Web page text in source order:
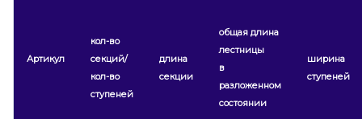
Артикул
кол-во
секций/
кол-во
ступеней
длина
секции
общая длина
лестницы
в
разложенном
состоянии
ширина
ступеней